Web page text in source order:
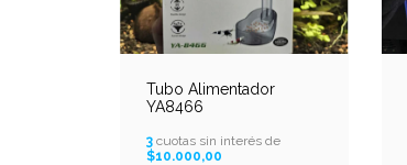
Tubo Alimentador
YA8466
3 cuotas sin interés de
$10.000,00